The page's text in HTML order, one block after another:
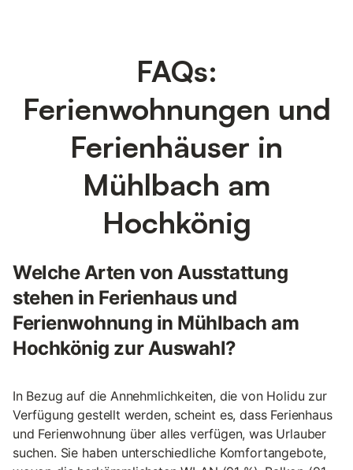
FAQs:
Ferienwohnungen und
Ferienhäuser in
Mühlbach am
Hochkönig
Welche Arten von Ausstattung
stehen in Ferienhaus und
Ferienwohnung in Mühlbach am
Hochkönig zur Auswahl?
In Bezug auf die Annehmlichkeiten, die von Holidu zur
Verfügung gestellt werden, scheint es, dass Ferienhaus
und Ferienwohnung über alles verfügen, was Urlauber
suchen. Sie haben unterschiedliche Komfortangebote,